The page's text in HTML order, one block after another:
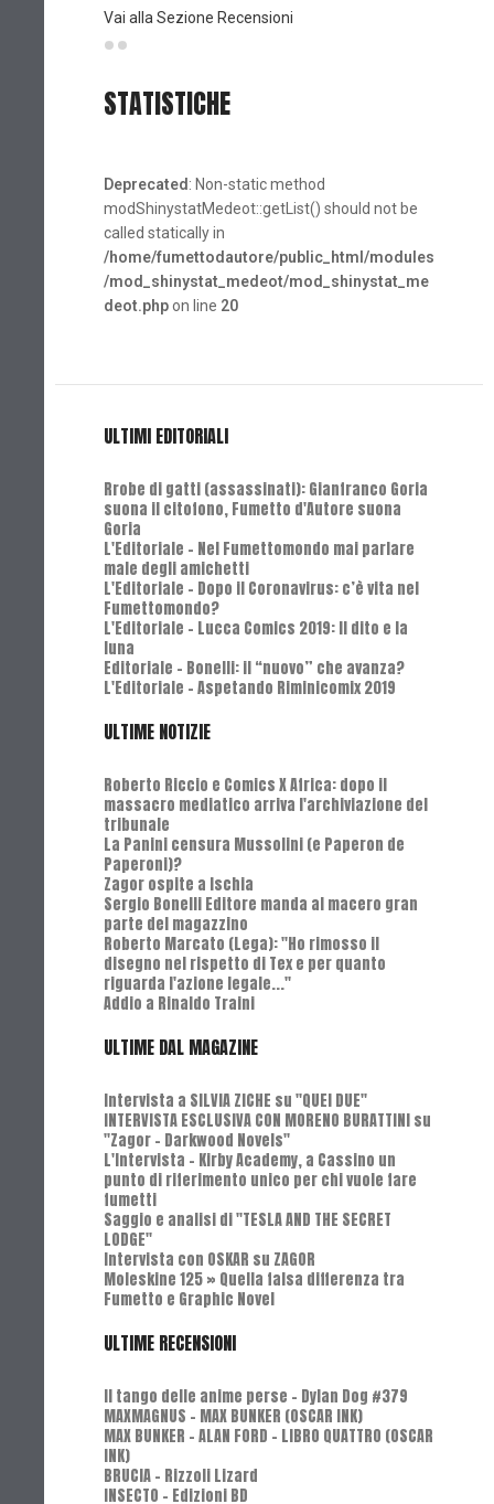
Vai alla Sezione Recensioni
STATISTICHE
Deprecated: Non-static method
modShinystatMedeot::getList() should not be
called statically in
/home/fumettodautore/public_html/modules
/mod_shinystat_medeot/mod_shinystat_me
deot.phpon line 20
ULTIMI EDITORIALI
Rrobe di gatti (assassinati): Gianfranco Goria
suona il citofono, Fumetto d'Autore suona
Goria
L'Editoriale - Nel Fumettomondo mai parlare
male degli amichetti
L'Editoriale - Dopo il Coronavirus: c’è vita nel
Fumettomondo?
L'Editoriale - Lucca Comics 2019: Il dito e la
luna
Editoriale - Bonelli: il “nuovo” che avanza?
L'Editoriale - Aspetando Riminicomix 2019
ULTIME NOTIZIE
Roberto Riccio e Comics X Africa: dopo il
massacro mediatico arriva l'archiviazione del
tribunale
La Panini censura Mussolini (e Paperon de
Paperoni)?
Zagor ospite a Ischia
Sergio Bonelli Editore manda al macero gran
parte del magazzino
Roberto Marcato (Lega): "Ho rimosso il
disegno nel rispetto di Tex e per quanto
riguarda l'azione legale..."
Addio a Rinaldo Traini
ULTIME DAL MAGAZINE
Intervista a SILVIA ZICHE su "QUEI DUE"
INTERVISTA ESCLUSIVA CON MORENO BURATTINI su
"Zagor - Darkwood Novels"
L'Intervista - Kirby Academy, a Cassino un
punto di riferimento unico per chi vuole fare
fumetti
Saggio e analisi di "TESLA AND THE SECRET
LODGE"
Intervista con OSKAR su ZAGOR
Moleskine 125 » Quella falsa differenza tra
Fumetto e Graphic Novel
ULTIME RECENSIONI
Il tango delle anime perse - Dylan Dog #379
MAXMAGNUS – MAX BUNKER (OSCAR INK)
MAX BUNKER – ALAN FORD – LIBRO QUATTRO (OSCAR
INK)
BRUCIA - Rizzoli Lizard
INSECTO - Edizioni BD